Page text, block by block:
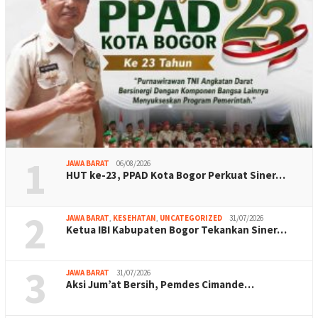
1 JAWA BARAT 06/08/2026
HUT ke-23, PPAD Kota Bogor Perkuat Siner…
2 JAWA BARAT KESEHATAN UNCATEGORIZED 31/07/2026
Ketua IBI Kabupaten Bogor Tekankan Siner…
3 JAWA BARAT 31/07/2026
Aksi Jum’at Bersih, Pemdes Cimande…